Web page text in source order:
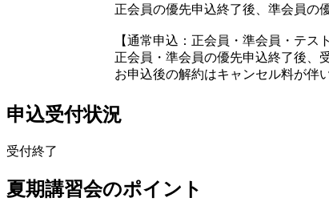
正会員の優先申込終了後、準会員の
【通常申込：正会員・準会員・テス
正会員・準会員の優先申込終了後、
お申込後の解約はキャンセル料が伴
申込受付状況
受付終了
夏期講習会のポイント